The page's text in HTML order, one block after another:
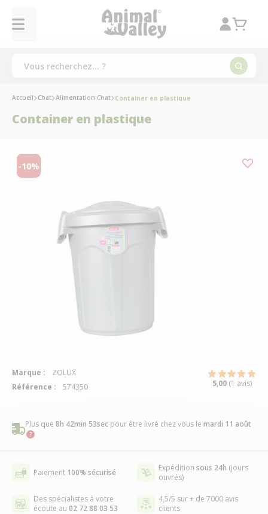
Plus que 8h 42min 52sec pour être livré chez vous le mardi 11 août
Paiement 100% sécurisé Expédition sous 24h (jours
ouvrés)
Des spécialistes à votre
écoute au 02 72 88 03 53
4,5/5 sur + de 7000 avis
clients
Accueil Chat Alimentation Chat Container en plastique
Container en plastique
-10%
Marque :
ZOLUX
Référence :
574350 5,00 (1 avis)